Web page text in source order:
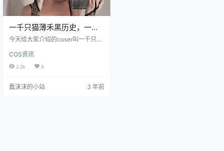
一千只猫薄禾黑历史，一千
只猫薄禾的微博
今天给大家介绍的coser叫一千只猫
得奇怪，怎么有人起的名字这个奇
怪，其实这个只是她的网名，她的
记住她的。 最近绅士们都在搜索一
COS资讯
2.2k 0
蠢沫沫的小站 3 年前